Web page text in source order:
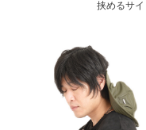
挟めるサイ